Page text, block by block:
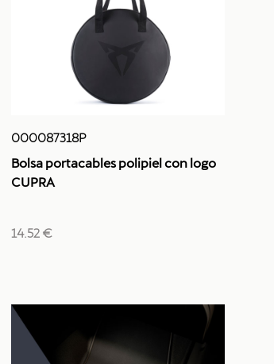
000087318P
Bolsa portacables polipiel con logo
CUPRA
14.52 €